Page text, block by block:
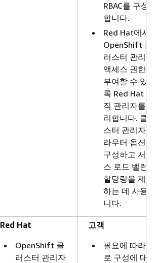
RBAC를 구성
합니다.
Red Hat에서
OpenShift 클
러스터 관리자
액세스 권한을
부여할 수 있도
록 Red Hat 조
직 관리자를 관
리합니다. 클러
스터 관리자는
라우터 옵션을
구성하고 서비
스 로드 밸런서
할당량을 제공
하는 데 사용됩
니다.
Red Hat
OpenShift 클
러스터 관리자
고객
필요에 따라 경
로 구성에 대한